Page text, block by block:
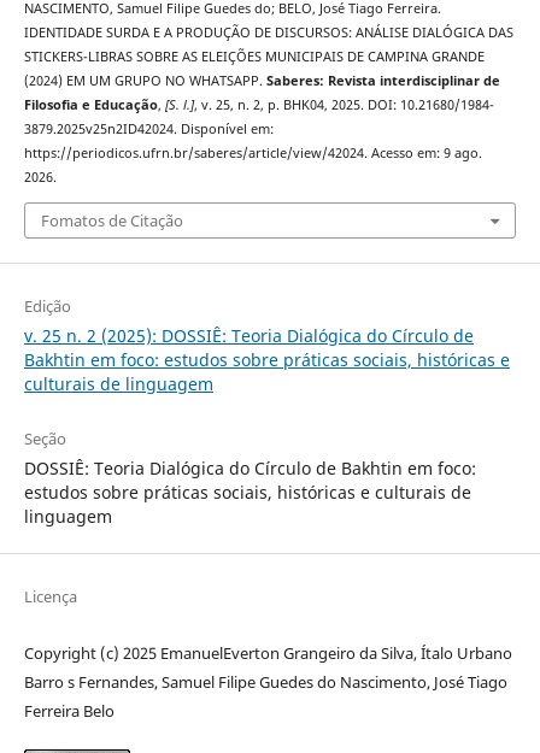
NASCIMENTO, Samuel Filipe Guedes do; BELO, José Tiago Ferreira.
IDENTIDADE SURDA E A PRODUÇÃO DE DISCURSOS: ANÁLISE DIALÓGICA DAS
STICKERS-LIBRAS SOBRE AS ELEIÇÕES MUNICIPAIS DE CAMPINA GRANDE
(2024) EM UM GRUPO NO WHATSAPP. Saberes: Revista interdisciplinar de
Filosofia e Educação, [S. l.], v. 25, n. 2, p. BHK04, 2025. DOI: 10.21680/1984-
3879.2025v25n2ID42024. Disponível em:
https://periodicos.ufrn.br/saberes/article/view/42024. Acesso em: 9 ago.
2026.
Fomatos de Citação
Edição
v. 25 n. 2 (2025): DOSSIÊ: Teoria Dialógica do Círculo de
Bakhtin em foco: estudos sobre práticas sociais, históricas e
culturais de linguagem
Seção
DOSSIÊ: Teoria Dialógica do Círculo de Bakhtin em foco:
estudos sobre práticas sociais, históricas e culturais de
linguagem
Licença
Copyright (c) 2025 EmanuelEverton Grangeiro da Silva, Ítalo Urbano
Barro s Fernandes, Samuel Filipe Guedes do Nascimento, José Tiago
Ferreira Belo